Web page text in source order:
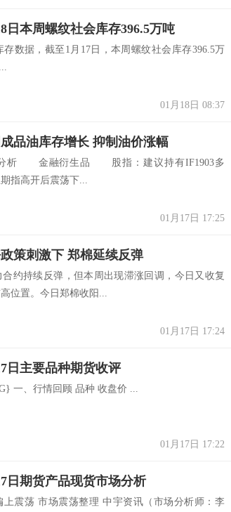
日本周螺纹社会库存396.5万吨
据，截至1月17日，本周螺纹社会库存396.5万
01月18日 08:37
品油库存增长 抑制油价涨幅
金融衍生品 股指：建议持有IF1903多
高开后震荡下...
01月17日 17:25
策刺激下 郑棉延续反弹
约持续反弹，但本周出现滞涨回调，今日又收复
位置。今日郑棉收阳...
01月17日 17:24
日主要品种期货收评
一、行情回顾 品种 收盘价 ...
01月17日 17:22
日期货产品现货市场分析
上震荡 市场震荡整理 中宇资讯（市场分析师：李